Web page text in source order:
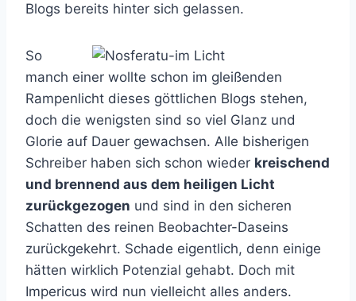
Blogs bereits hinter sich gelassen.
So
manch einer wollte schon im gleißenden
Rampenlicht dieses göttlichen Blogs stehen,
doch die wenigsten sind so viel Glanz und
Glorie auf Dauer gewachsen. Alle bisherigen
Schreiber haben sich schon wieder kreischend
und brennend aus dem heiligen Licht
zurückgezogen und sind in den sicheren
Schatten des reinen Beobachter-Daseins
zurückgekehrt. Schade eigentlich, denn einige
hätten wirklich Potenzial gehabt. Doch mit
Impericus wird nun vielleicht alles anders.